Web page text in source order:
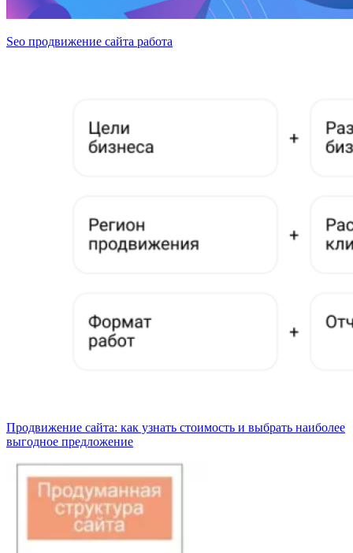
Seo продвижение сайта работа
Продвижение сайта: как узнать стоимость и выбрать наиболее
выгодное предложение